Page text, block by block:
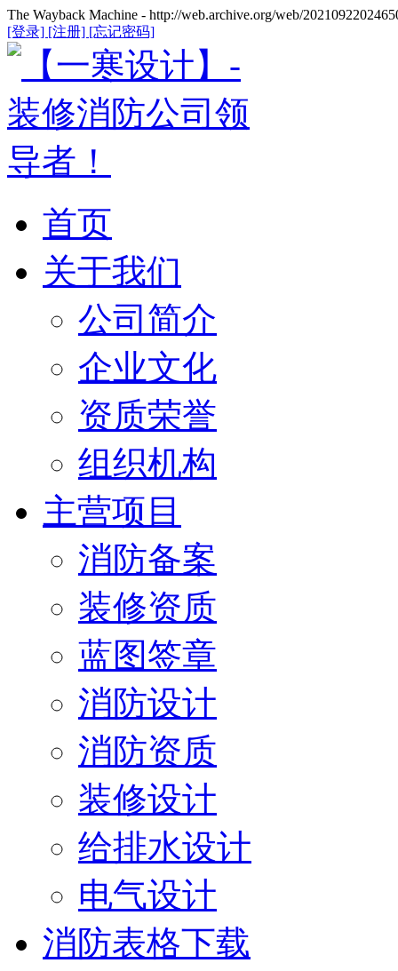
The Wayback Machine - http://web.archive.org/web/
[登录] [注册] [忘记密码]
首页
关于我们
公司简介
企业文化
资质荣誉
组织机构
主营项目
消防备案
装修资质
蓝图签章
消防设计
消防资质
装修设计
给排水设计
电气设计
消防表格下载